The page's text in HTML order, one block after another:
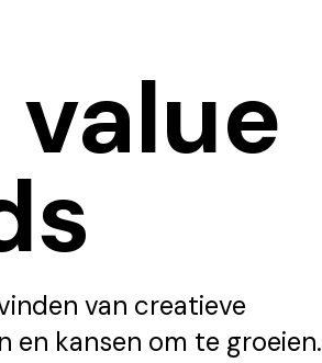
van creatieve
en kansen om te groeien.